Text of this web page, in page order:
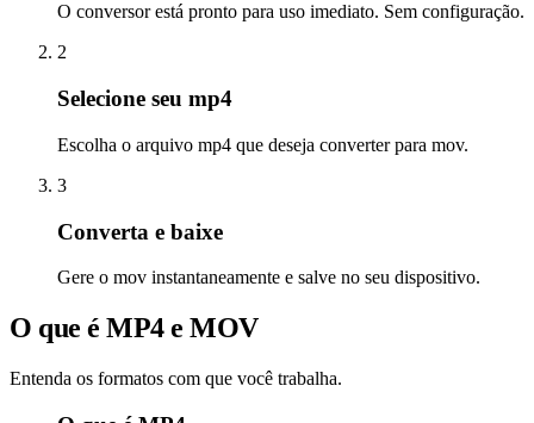
O conversor está pronto para uso imediato. Sem configuração.
2
Selecione seu mp4
Escolha o arquivo mp4 que deseja converter para mov.
3
Converta e baixe
Gere o mov instantaneamente e salve no seu dispositivo.
O que é MP4 e MOV
Entenda os formatos com que você trabalha.